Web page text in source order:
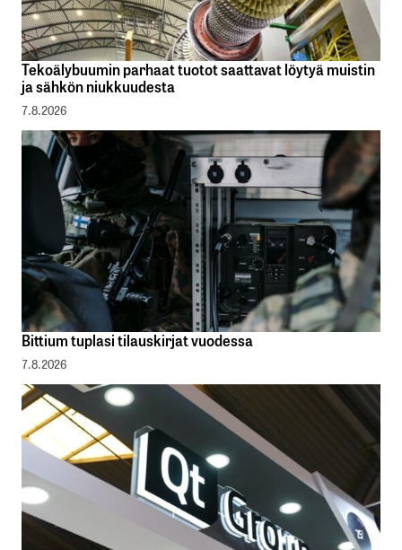
Tekoälybuumin parhaat tuotot saattavat löytyä muistin
ja sähkön niukkuudesta
7.8.2026
Bittium tuplasi tilauskirjat vuodessa
7.8.2026